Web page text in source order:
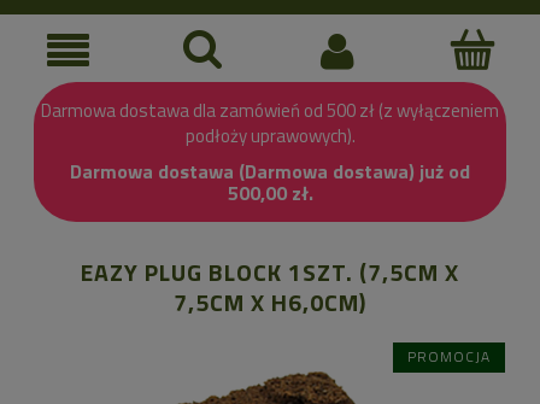
Darmowa dostawa dla zamówień od 500 zł (z wyłączeniem
podłoży uprawowych).
Darmowa dostawa (Darmowa dostawa) już od
500,00 zł.
EAZY PLUG BLOCK 1SZT. (7,5CM X
7,5CM X H6,0CM)
PROMOCJA